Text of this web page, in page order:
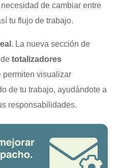
de cambiar entre
tu flujo de trabajo.
. La nueva sección de
totalizadores
permiten visualizar
de tu trabajo, ayudándote a
responsabilidades.